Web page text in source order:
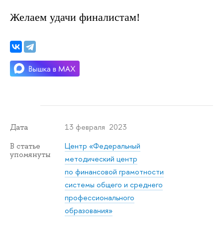
Желаем удачи финалистам!
Дата 13 февраля 2023
В статье
упомянуты
Центр «Федеральный
методический центр
по финансовой грамотности
системы общего и среднего
профессионального
образования»